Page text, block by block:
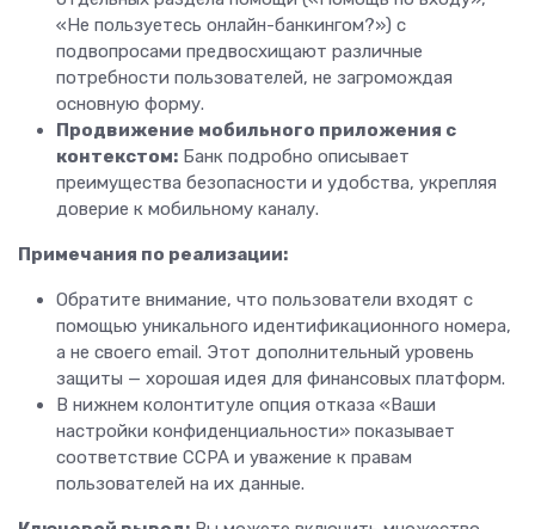
«Не пользуетесь онлайн-банкингом?») с
подвопросами предвосхищают различные
потребности пользователей, не загромождая
основную форму.
Продвижение мобильного приложения с
контекстом: Банк подробно описывает
преимущества безопасности и удобства, укрепляя
доверие к мобильному каналу.
Примечания по реализации:
Обратите внимание, что пользователи входят с
помощью уникального идентификационного номера,
а не своего email. Этот дополнительный уровень
защиты — хорошая идея для финансовых платформ.
В нижнем колонтитуле опция отказа «Ваши
настройки конфиденциальности» показывает
соответствие CCPA и уважение к правам
пользователей на их данные.